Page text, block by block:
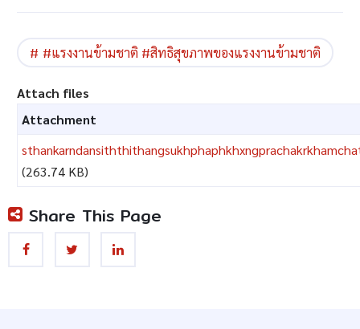
#แรงงานข้ามชาติ #สิทธิสุขภาพของแรงงานข้ามชาติ
Attach files
Attachment
(263.74 KB)
Share This Page